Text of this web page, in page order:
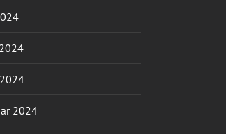
2024